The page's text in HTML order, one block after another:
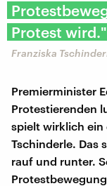
Protest wird."
Franziska
Premierminister
Protestierenden
spielt wirklich ein
Tschinderle. Das
rauf und runter.